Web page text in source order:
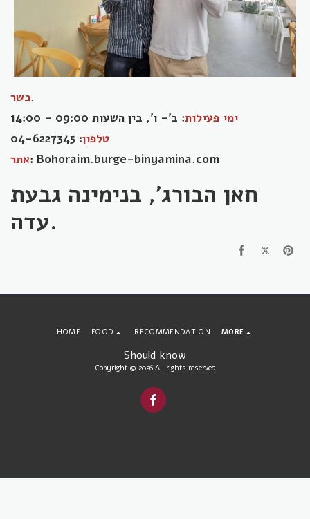
כשר.
ימי פעילות
טלפון
אתר: Bohoraim.burge-binyamina.com
חאן הבורג', בנימינה גבעת
עדה.
Should know
Copyright © 2026 All rights reserved
HOME FOOD RECOMMENDATION MORE